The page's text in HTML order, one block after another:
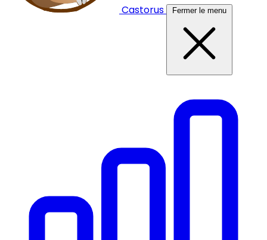
Castorus Fermer le menu